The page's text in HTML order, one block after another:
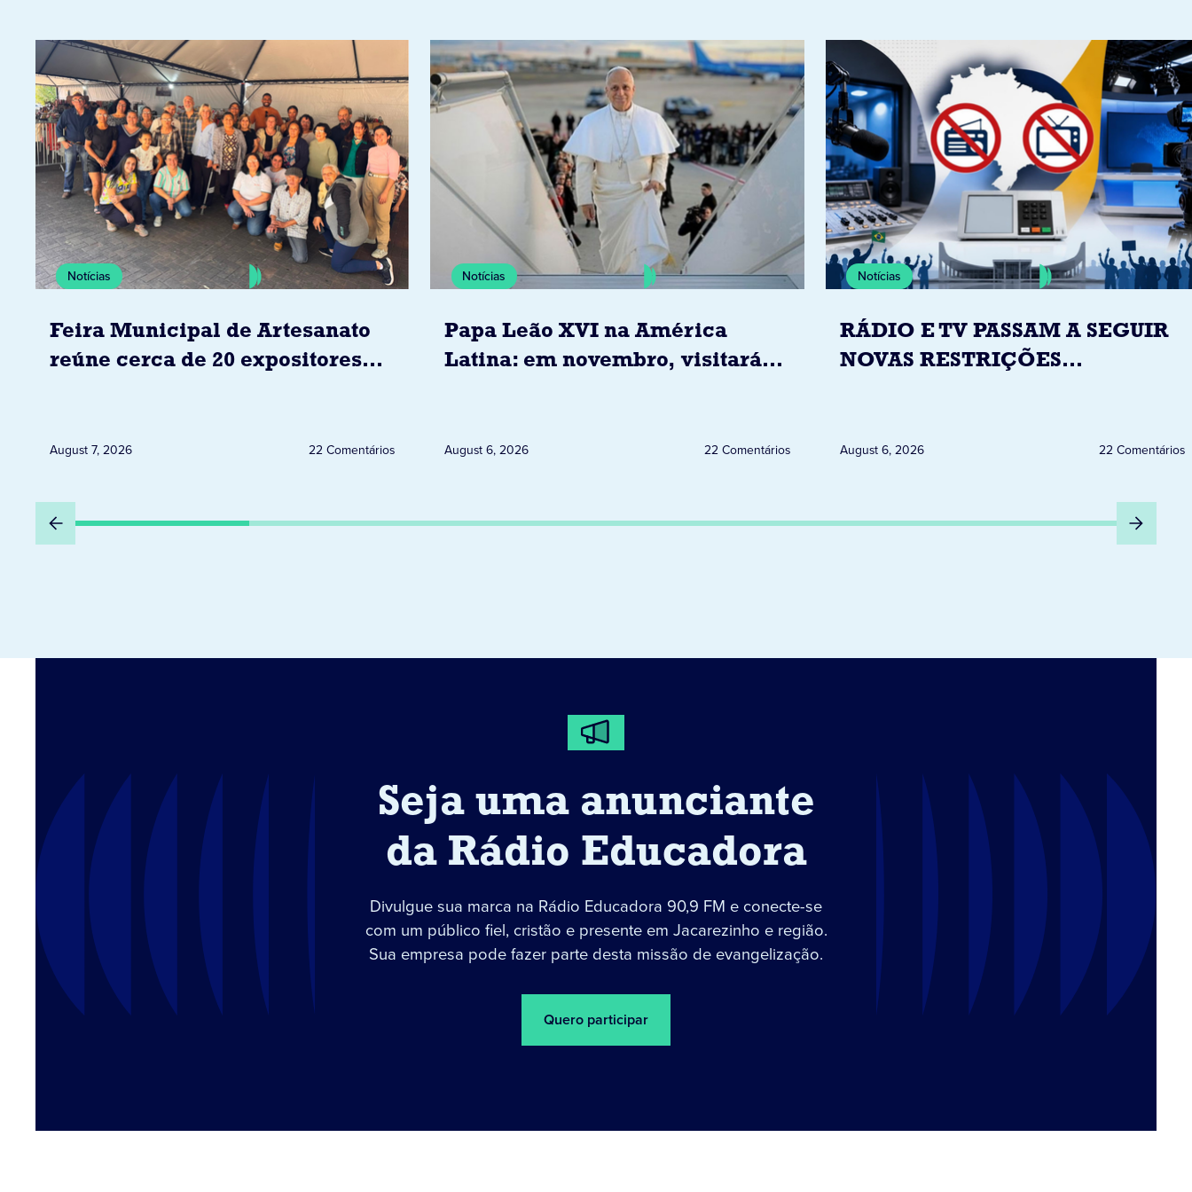
Notícias
Feira Municipal de Artesanato
reúne cerca de 20 expositores
August 7, 2026 22 Comentários
Notícias
Papa Leão XVI na América
Latina: em novembro, visitará
August 6, 2026 22 Comentários
Notícias
RÁDIO E TV PASSAM A SEGUIR
NOVAS RESTRIÇÕES
August 6, 2026 22 Comentários
Seja uma anunciante
da Rádio Educadora
Divulgue sua marca na Rádio Educadora 90,9 FM e conecte-se
com um público fiel, cristão e presente em Jacarezinho e região.
Sua empresa pode fazer parte desta missão de evangelização.
Quero participar